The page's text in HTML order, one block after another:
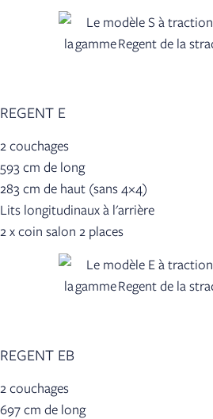
REGENT E
2 couchages
593 cm de long
283 cm de haut (sans 4×4)
Lits longitudinaux à l'arrière
2 x coin salon 2 places
REGENT EB
2 couchages
697 cm de long